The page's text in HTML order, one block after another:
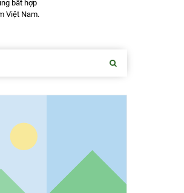
bất hợp
Việt Nam.